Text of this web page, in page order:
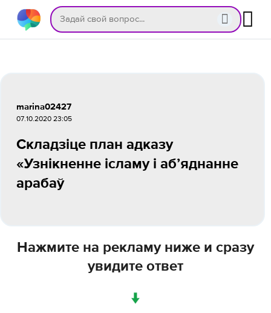
marina02427
07.10.2020 23:05
Складзіце план адказу
«Узнікненне ісламу і аб’яднанне
арабаў
Нажмите на рекламу ниже и сразу
увидите ответ
↓